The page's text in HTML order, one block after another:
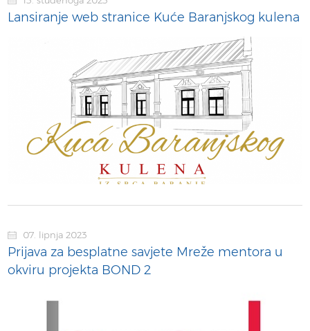
Lansiranje web stranice Kuće Baranjskog kulena
07. lipnja 2023
Prijava za besplatne savjete Mreže mentora u
okviru projekta BOND 2